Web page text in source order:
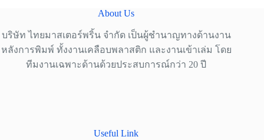
About Us
บริษัท ไทยมาสเตอร์พริ้น จำกัด เป็นผู้ชำนาญทางด้านงาน
หลังการพิมพ์ ทั้งงานเคลือบพลาสติก และงานเข้าเล่ม โดย
ทีมงานเฉพาะด้านด้วยประสบการณ์กว่า 20 ปี
Useful Link